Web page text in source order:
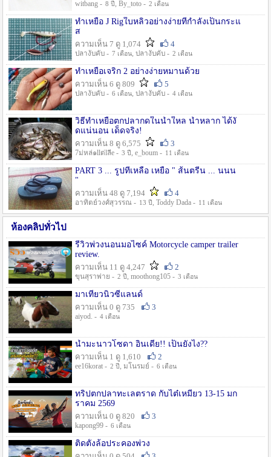
witbang - 8 ปี , By_toto - 2 เดือน
ทำเหยื่อ J Rigใบหลิวอย่างง่ายที่กำลังเป็นกระแ
ส
ความเห็น 7 ดู 1,074
4
ปลางับคับ - 7 เดือน, ปลางับคับ - 2 เดือน
ทำเหยื่อเจริก 2 อย่างง่ายหมานด้วย
ความเห็น 6 ดู 809
5
ปลางับคับ - 6 เดือน, ปลางับคับ - 4 เดือน
วิธีทำเหยื่อตกปลากดในน้ำใหล น้ำหลาก ได้งั
ดแน่นอน เด็ดจริง!
ความเห็น 8 ดู 6,575
3
7ม่หล่๑llต่lลีe - 3 ปี , e_boum - 11 เดือน
PART 3 ... รูปที่เหลือ เหยื่อ " ส้นตรีน ... นนน
"
ความเห็น 48 ดู 7,194
4
อาทิตย์วงศ์สุวรรณ - 13 ปี , Toddy Dada - 11 เดือน
ห้องคลิปทั่วไป
รีวิวพ่วงนอนมอไซค์ Motorcycle camper trailer
review.
ความเห็น 11 ดู 4,247
2
ขุนสุราพ่าย - 2 ปี , moothong105 - 3 เดือน
มาเที่ยวนิวซีแลนด์
ความเห็น 0 ดู 735
3
aiyod. - 4 เดือน
น้ำมะนาวโซดา อินเดีย!! เป็นยังไง??
ความเห็น 1 ดู 1,610
2
ee16korat - 2 ปี , มโนรมย์ - 6 เดือน
ทริปตกปลาทะเลตราด กับไต๋เหมี่ยว 13-15 มก
ราคม 2569
ความเห็น 0 ดู 820
3
kapong99 - 6 เดือน
ติดตั้งล้อประคองพ่วง